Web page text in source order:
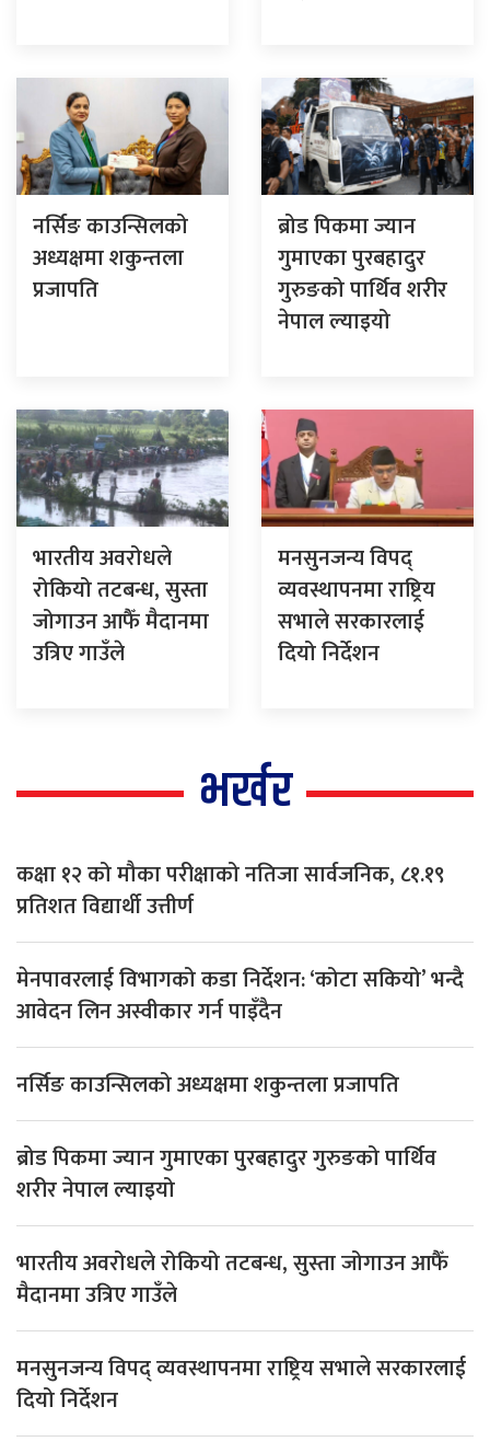
नर्सिङ काउन्सिलको
अध्यक्षमा शकुन्तला
प्रजापति
ब्रोड पिकमा ज्यान
गुमाएका पुरबहादुर
गुरुङको पार्थिव शरीर
नेपाल ल्याइयो
भारतीय अवरोधले
रोकियो तटबन्ध, सुस्ता
जोगाउन आफैँ मैदानमा
उत्रिए गाउँले
मनसुनजन्य विपद्
व्यवस्थापनमा राष्ट्रिय
सभाले सरकारलाई
दियो निर्देशन
भर्खर
कक्षा १२ को मौका परीक्षाको नतिजा सार्वजनिक, ८१.१९
प्रतिशत विद्यार्थी उत्तीर्ण
मेनपावरलाई विभागको कडा निर्देशन: ‘कोटा सकियो’ भन्दै
आवेदन लिन अस्वीकार गर्न पाइँदैन
नर्सिङ काउन्सिलको अध्यक्षमा शकुन्तला प्रजापति
ब्रोड पिकमा ज्यान गुमाएका पुरबहादुर गुरुङको पार्थिव
शरीर नेपाल ल्याइयो
भारतीय अवरोधले रोकियो तटबन्ध, सुस्ता जोगाउन आफैँ
मैदानमा उत्रिए गाउँले
मनसुनजन्य विपद् व्यवस्थापनमा राष्ट्रिय सभाले सरकारलाई
दियो निर्देशन